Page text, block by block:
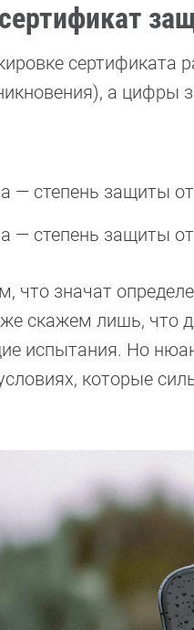
сертификата
а цифры
— степень защиты
— степень защиты
что значат
скажем лишь, что
испытания. Но
которые